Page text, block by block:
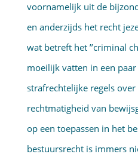
voornamelijk uit de
en anderzijds het recht
wat betreft het ’’criminal
moeilijk vatten in een
strafrechtelijke regels
rechtmatigheid van
op een toepassen in het
bestuursrecht is immers